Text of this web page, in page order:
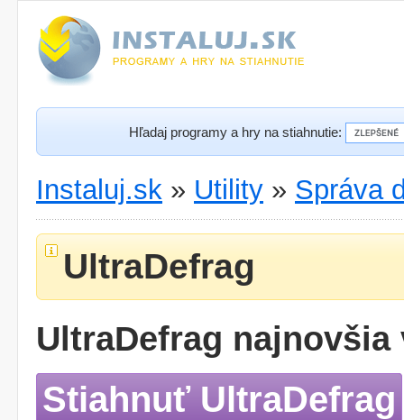
Hľadaj programy a hry na stiahnutie:
Instaluj.sk » Utility » Správa
UltraDefrag
UltraDefrag najnovšia
Stiahnuť UltraDefrag